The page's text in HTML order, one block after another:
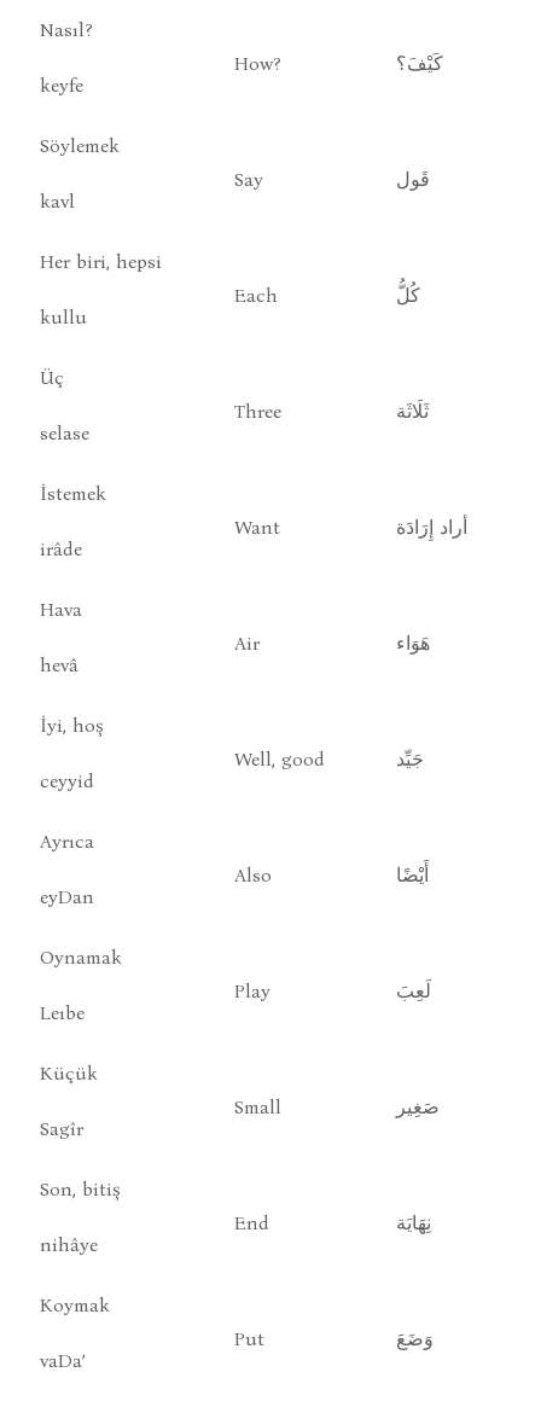
Nasıl?
keyfe
How? كَيْفَ؟
Söylemek
kavl
Say قَول
Her biri, hepsi
kullu
Each كُلُّ
Üç
selase
Three ثَلَاثَة
İstemek
irâde
Want أراد إِرَادَة
Hava
hevâ
Air هَوَاء
İyi, hoş
ceyyid
Well, good جَيِّد
Ayrıca
eyDan
Also أَيْضًا
Oynamak
Leıbe
Play لَعِبَ
Küçük
Sagîr
Small صَغِير
Son, bitiş
nihâye
End نِهَايَة
Koymak
vaDa’
Put وَضَعَ